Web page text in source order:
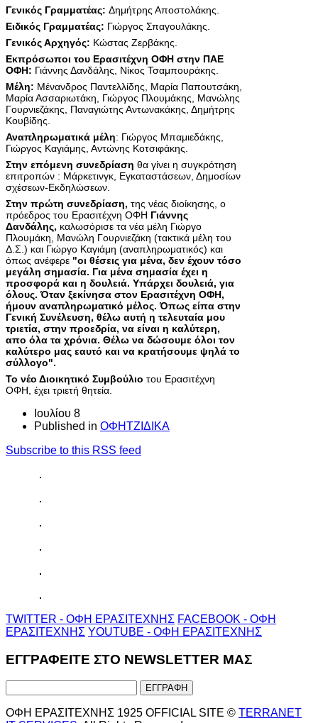
Γενικός Γραμματέας: Δημήτρης Αποστολάκης.
Ειδικός Γραμματέας: Γιώργος Σπαγουλάκης.
Γενικός Αρχηγός: Κώστας Ζερβάκης.
Εκπρόσωποι του Ερασιτέχνη ΟΦΗ στην ΠΑΕ
ΟΦΗ: Γιάννης Δανδάλης, Νίκος Τσαμπουράκης.
Μέλη: Μένανδρος Παντελλίδης, Μαρία Παπουτσάκη,
Μαρία Ασσαριωτάκη, Γιώργος Πλουμάκης, Μανώλης
Γουρνιεζάκης, Παναγιώτης Αντωνακάκης, Δημήτρης
Κουβίδης.
Αναπληρωματικά μέλη: Γιώργος Μπαμιεδάκης,
Γιώργος Καγιάμης, Αντώνης Κοτσιφάκης.
Στην επόμενη συνεδρίαση θα γίνει η συγκρότηση
επιτροπών : Μάρκετινγκ, Eγκαταστάσεων, Δημοσίων
σχέσεων-Eκδηλώσεων.
Στην πρώτη συνεδρίαση, της νέας διοίκησης, ο
πρόεδρος του Ερασιτέχνη ΟΦΗ Γιάννης
Δανδάλης, καλωσόρισε τα νέα μέλη Γιώργο
Πλουμάκη, Μανώλη Γουρνιεζάκη (τακτικά μέλη του
Δ.Σ.) και Γιώργο Καγιάμη (αναπληρωματικός) και
όπως ανέφερε "οι θέσεις για μένα, δεν έχουν τόσο
μεγάλη σημασία. Για μένα σημασία έχει η
προσφορά και η δουλειά. Υπάρχει δουλειά, για
όλους. Όταν ξεκίνησα στον Ερασιτέχνη ΟΦΗ,
ήμουν αναπληρωματικό μέλος. Όπως είπα στην
Γενική Συνέλευση, θέλω αυτή η τελευταία μου
τριετία, στην προεδρία, να είναι η καλύτερη,
απο όλα τα χρόνια. Θέλω να δώσουμε όλοι τον
καλύτερο μας εαυτό και να κρατήσουμε ψηλά το
σύλλογο".
Το νέο Διοικητικό Συμβούλιο του Ερασιτέχνη
ΟΦΗ, έχει τριετή θητεία.
Ιουλίου 8
Published in ΟΦΗΤΖΙΔΙΚΑ
Subscribe to this RSS feed
TWITTER - ΟΦΗ ΕΡΑΣΙΤΕΧΝΗΣ FACEBOOK - ΟΦΗ
ΕΡΑΣΙΤΕΧΝΗΣ YOUTUBE - ΟΦΗ ΕΡΑΣΙΤΕΧΝΗΣ
ΕΓΓΡΑΦΕΙΤΕ ΣΤΟ NEWSLETTER ΜΑΣ
ΟΦΗ ΕΡΑΣΙΤΕΧΝΗΣ 1925 OFFICIAL SITE © TERRANET